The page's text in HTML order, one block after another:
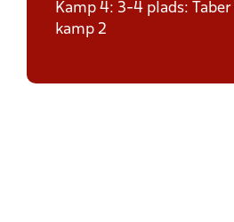
Kamp 4: 3-4 plads:
kamp 2